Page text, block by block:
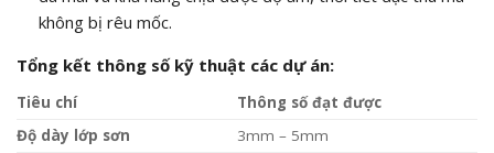
không bị rêu mốc.
Tổng kết thông số kỹ thuật các dự án:
Tiêu chí
Thông số đạt được
Độ dày lớp sơn
3mm – 5mm